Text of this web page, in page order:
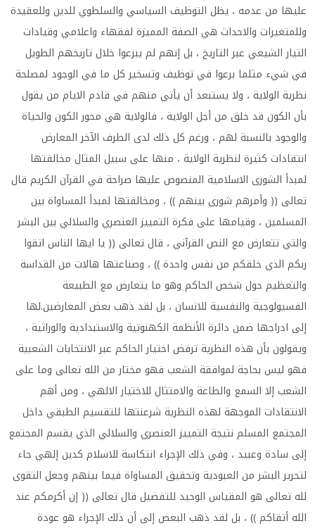
عليها من عدمه ، يظل التوظيف السياسي والسلطوي للدين وللعقيدة
وللمتغيرات والاحداث هي الصفة المميزة لفقهاء واعلامي وقيادات
التيار الشيعي عبر التاريخ ، بل إنهم لم يبرعوا خلال تاريخهم الطويل
في شيء مثلما برعوا في توظيف وتسخير كل ما في الوجود لمصلحة
نظرية الولاية ، ولا يستبعد أن يأتي منهم في قادم الايام من يقول
بأن الكون قد خلق من أجل الولاية ، فالولاية هي محور الكون والحياة
والوجود بالنسبة لهم ، ورغم كل ذلك لدى الطرف الآخر المعارض
انتقادات كثيرة لنظرية الولاية ، منها على سبيل المثال مخالفتها
لمبدأ الشورى الاسلامية المنصوص عليها صراحة في القرآن الكريم قال
تعالى (( وأمرهم شورى بينهم )) ، ومخالفتها لمبدأ المساواة بين
المسلمين ، وقيامها على فكرة التمييز العنصري والسلالي بين البشر
والتي تتعارض مع النص القرآني ، قال تعالى (( يا ايها الناس اتقوا
ربكم الذي خلقكم من نفس واحدة )) ، وصناعتها هالات من القداسة
والتعظيم حول شخص الحاكم وهو ما يتعارض مع الطبيعة
الفسيولوجية والنفسية للانسان ، بل لقد ذهب بعض المعارضين.لها
إلى ادراجها ضمن دائرة الأنظمة الكهنوتية والاستبدادية والوراثية ،
ويقولون بأن هذه النظرية ترفض اختيار الحاكم عبر الانتخابات الشعبية
فهو ليس بحاجة لموافقة الشعب فهو مختار من الله تعالى وما على
الشعب إلا السمع والطاعة والامتثال للاختيار الالهي ، ومن أهم
الانتقادات الموجهة لهذه النظرية شرعنتها للتقسيم الطبقي داخل
المجتمع المسلم نتيجة التمييز العنصري والسلالي الذي يقسم المجتمع
إلى سادة وعبيد ، وفي ذلك الإجراء انتكاسة للاسلام كدين إلهي جاء
لتحرير البشر من العبودية وتحقيق المساواة فيما بينهم وجعل التقوى
لله تعالى هو المقياس الوحيد للتفضيل قال تعالى (( إن أكرمكم عند
الله أتقاكم )) ، بل لقد ذهب البعض إلى أن ذلك الإجراء هو عودة